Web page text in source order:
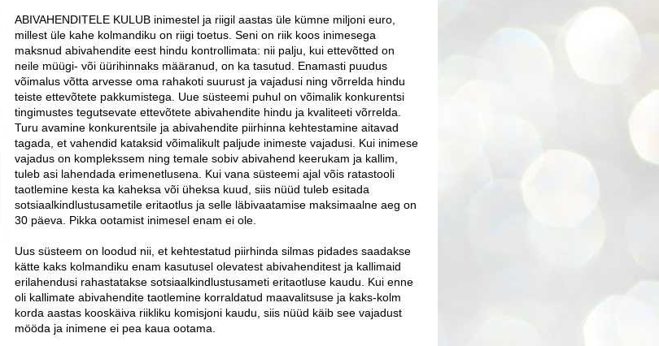
ABIVAHENDITELE KULUB inimestel ja riigil aastas üle kümne miljoni euro,
millest üle kahe kolmandiku on riigi toetus. Seni on riik koos inimesega
maksnud abivahendite eest hindu kontrollimata: nii palju, kui ettevõtted on
neile müügi- või üürihinnaks määranud, on ka tasutud. Enamasti puudus
võimalus võtta arvesse oma rahakoti suurust ja vajadusi ning võrrelda hindu
teiste ettevõtete pakkumistega. Uue süsteemi puhul on võimalik konkurentsi
tingimustes tegutsevate ettevõtete abivahendite hindu ja kvaliteeti võrrelda.
Turu avamine konkurentsile ja abivahendite piirhinna kehtestamine aitavad
tagada, et vahendid kataksid võimalikult paljude inimeste vajadusi. Kui inimese
vajadus on komplekssem ning temale sobiv abivahend keerukam ja kallim,
tuleb asi lahendada erimenetlusena. Kui vana süsteemi ajal võis ratastooli
taotlemine kesta ka kaheksa või üheksa kuud, siis nüüd tuleb esitada
sotsiaalkindlustusametile eritaotlus ja selle läbivaatamise maksimaalne aeg on
30 päeva. Pikka ootamist inimesel enam ei ole.
Uus süsteem on loodud nii, et kehtestatud piirhinda silmas pidades saadakse
kätte kaks kolmandiku enam kasutusel olevatest abivahenditest ja kallimaid
erilahendusi rahastatakse sotsiaalkindlustusameti eritaotluse kaudu. Kui enne
oli kallimate abivahendite taotlemine korraldatud maavalitsuse ja kaks-kolm
korda aastas kooskäiva riikliku komisjoni kaudu, siis nüüd käib see vajadust
mööda ja inimene ei pea kaua ootama.